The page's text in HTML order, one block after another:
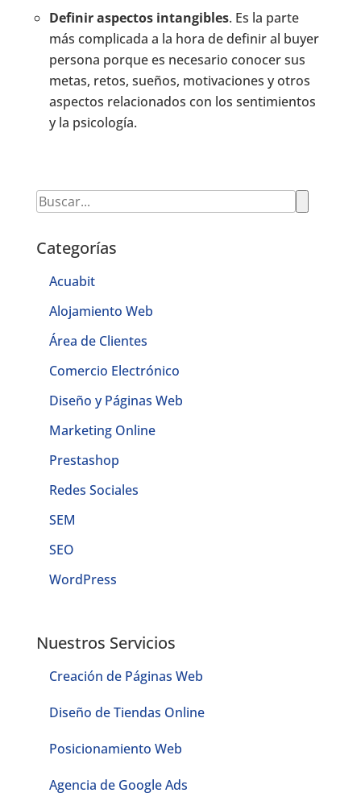
Definir aspectos intangibles. Es la parte
más complicada a la hora de definir al buyer
persona porque es necesario conocer sus
metas, retos, sueños, motivaciones y otros
aspectos relacionados con los sentimientos
y la psicología.
Categorías
Acuabit
Alojamiento Web
Área de Clientes
Comercio Electrónico
Diseño y Páginas Web
Marketing Online
Prestashop
Redes Sociales
SEM
SEO
WordPress
Nuestros Servicios
Creación de Páginas Web
Diseño de Tiendas Online
Posicionamiento Web
Agencia de Google Ads